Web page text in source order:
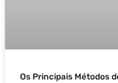
Os Principais Métodos